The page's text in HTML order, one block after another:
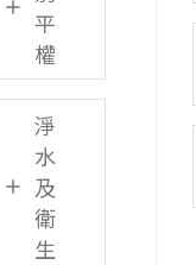
平
權
淨
水
及
衛
生